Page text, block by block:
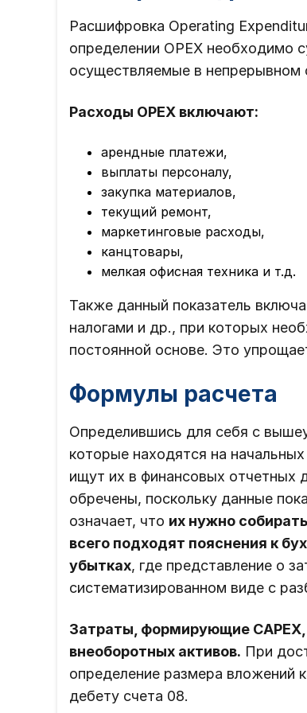
Расшифровка Operating
определении OPEX необходимо
осуществляемые в непрерывном
Расходы OPEX включают:
арендные платежи,
выплаты персоналу,
закупка материалов,
текущий ремонт,
маркетинговые расходы,
канцтовары,
мелкая офисная техника и т.д.
Также данный показатель
налогами и др., при которых
постоянной основе. Это
Формулы расчета
Определившись для себя с
которые находятся на
ищут их в финансовых отчетных
обречены, поскольку данные
означает, что их нужно
всего подходят пояснения к
убытках, где представление о
систематизированном виде с
Затраты, формирующие
внеоборотных активов. При
определение размера вложений
дебету счета 08.